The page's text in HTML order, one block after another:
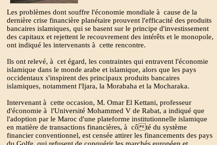
Les problèmes dont souffre l'économie mondiale à cause de la
dernière crise financière planétaire prouvent l'efficacité des produits
bancaires islamiques, qui se basent sur le principe d'investissement
des capitaux et rejettent le recouvrement des intérêts et le monopole,
ont indiqué les intervenants à cette rencontre.
Ils ont relevé, à cet égard, les contraintes qui entravent l'économie
islamique dans le monde arabe et islamique, alors que les pays
occidentaux s'inspirent des principaux produits bancaires
islamiques, notamment l'Ijara, la Morabaha et la Mocharaka.
Intervenant à cette occasion, M. Omar El Kettani, professeur
d'économie à l'Université Mohammed V de Rabat, a indiqué que
l'adoption par le Maroc d'une plateforme institutionnelle islamique
en matière de transactions financières, à côté du système
financier conventionnel, est censée attirer les financements des pays